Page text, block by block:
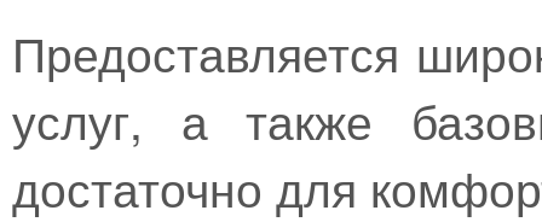
Предоставляется
услуг, а также
достаточно для